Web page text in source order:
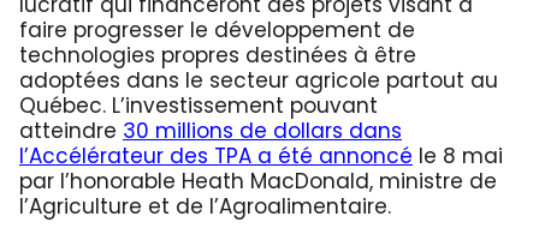
faire progresser le développement de
technologies propres destinées à être
adoptées dans le secteur agricole partout au
Québec. L’investissement pouvant
atteindre 30 millions de dollars dans
l’Accélérateur des TPA a été annoncé le 8 mai
par l’honorable Heath MacDonald, ministre de
l’Agriculture et de l’Agroalimentaire.